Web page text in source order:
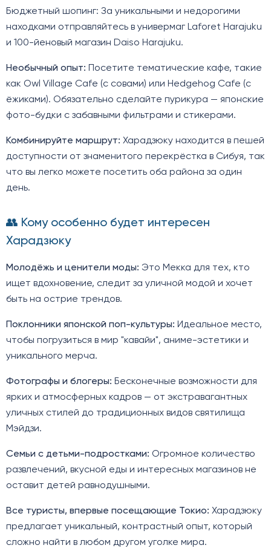
Бюджетный шопинг: За уникальными и недорогими
находками отправляйтесь в универмаг Laforet Harajuku
и 100-йеновый магазин Daiso Harajuku.
Необычный опыт: Посетите тематические кафе, такие
как Owl Village Cafe (с совами) или Hedgehog Cafe (с
ёжиками). Обязательно сделайте пурикура — японские
фото-будки с забавными фильтрами и стикерами.
Комбинируйте маршрут: Харадзюку находится в пешей
доступности от знаменитого перекрёстка в Сибуя, так
что вы легко можете посетить оба района за один
день.
👥 Кому особенно будет интересен
Харадзюку
Молодёжь и ценители моды: Это Мекка для тех, кто
ищет вдохновение, следит за уличной модой и хочет
быть на острие трендов.
Поклонники японской поп-культуры: Идеальное место,
чтобы погрузиться в мир "кавайи", аниме-эстетики и
уникального мерча.
Фотографы и блогеры: Бесконечные возможности для
ярких и атмосферных кадров — от экстравагантных
уличных стилей до традиционных видов святилища
Мэйдзи.
Семьи с детьми-подростками: Огромное количество
развлечений, вкусной еды и интересных магазинов не
оставит детей равнодушными.
Все туристы, впервые посещающие Токио: Харадзюку
предлагает уникальный, контрастный опыт, который
сложно найти в любом другом уголке мира.